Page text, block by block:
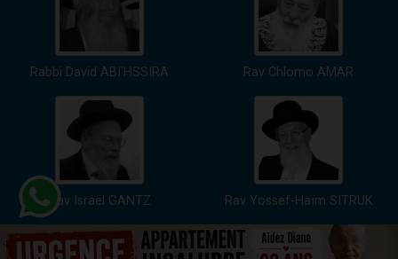
Rabbi David ABI'HSSIRA Rav Chlomo AMAR
Rav Israël GANTZ Rav Yossef-Haïm SITRUK